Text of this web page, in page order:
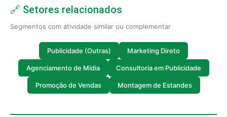
🔗 Setores relacionados
Segmentos com atividade similar ou complementar
Publicidade (Outras) Marketing Direto
Agenciamento de Mídia Consultoria em Publicidade
Promoção de Vendas Montagem de Estandes